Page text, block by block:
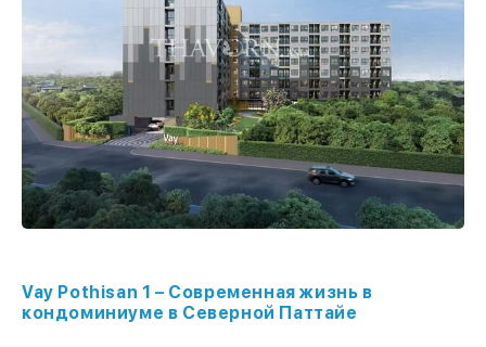
Vay Pothisan 1 – Современная жизнь в
кондоминиуме в Северной Паттайе